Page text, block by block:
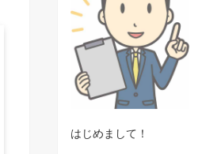
はじめまして！